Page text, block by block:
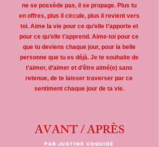
ne se possède pas, il se propage. Plus tu
en offres, plus il circule, plus il revient vers
toi. Aime la vie pour ce qu’elle t’apporte et
pour ce qu’elle t’apprend. Aime-toi pour ce
que tu deviens chaque jour, pour la belle
personne que tu es déjà. Je te souhaite de
t’aimer, d’aimer et d’être aimé(e) sans
retenue, de te laisser traverser par ce
sentiment chaque jour de ta vie.
AVANT / APRÈS
PAR JUSTINE COQUIDÉ